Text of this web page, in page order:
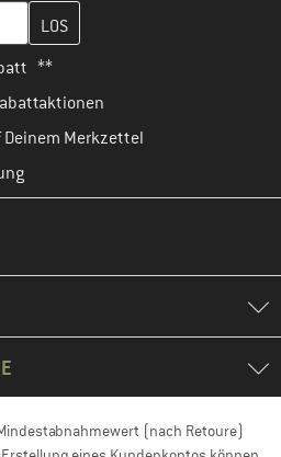
ein und erstelle im nächsten
**
Merkzettel
(nach Retoure)